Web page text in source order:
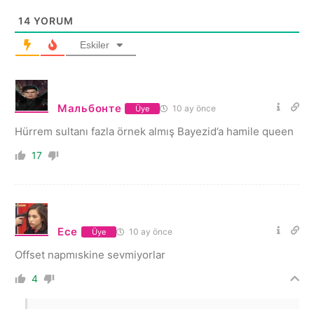
14 YORUM
Eskiler
Мальбонте Üye 10 ay önce
Hürrem sultanı fazla örnek almış Bayezid’a hamile queen
17
Ece Üye 10 ay önce
Offset napmıskine sevmiyorlar
4